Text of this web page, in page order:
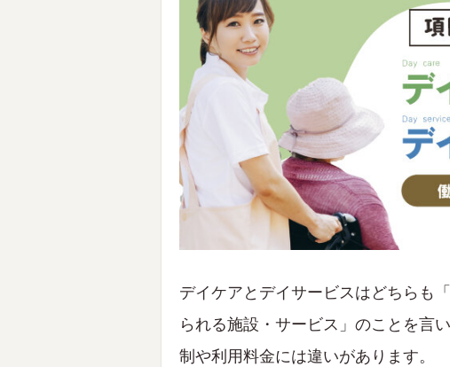
デイケアとデイサービスはどちらも
られる施設・サービス」のことを言
制や利用料金には違いがあります。